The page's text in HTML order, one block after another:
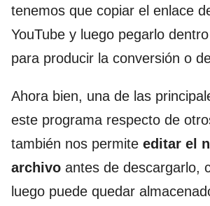
tenemos que copiar el enlace
YouTube y luego pegarlo
para producir la conversión o
Ahora bien, una de las
este programa respecto de
también nos permite editar el
archivo antes de descargarlo,
luego puede quedar